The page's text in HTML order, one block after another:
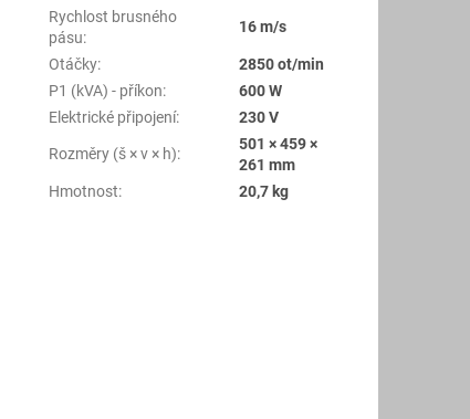
Rychlost brusného
pásu:
16 m/s
Otáčky:
2850 ot/min
P1 (kVA) - příkon:
600 W
Elektrické připojení: 230 V
Rozměry (š × v × h):
501 × 459 ×
261 mm
Hmotnost: 20,7 kg